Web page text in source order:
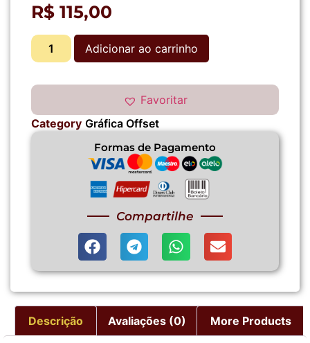
R$ 115,00
Adicionar ao carrinho
Favoritar
Category Gráfica Offset
Formas de Pagamento
Compartilhe
Descrição Avaliações (0) More Products